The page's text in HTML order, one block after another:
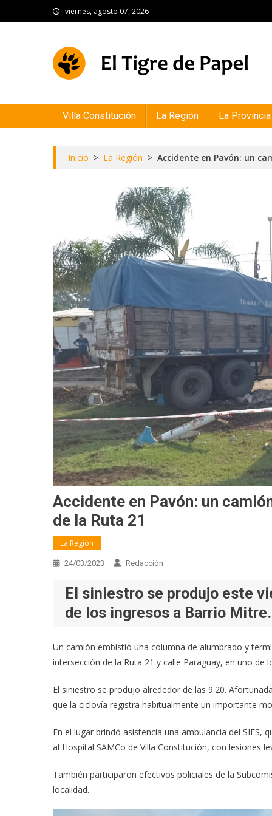
to
viernes, agosto 07, 2026
Villa Constitución La Región La Provincia
Inicio > La Región > Accidente en Pavón: un
Accidente en Pavón: un
de la Ruta 21
La Región
24/03/2023 Redacción
El siniestro se produjo este
de los ingresos a Barrio
Un camión embistió una columna de alumbrado y
intersección de la Ruta 21 y calle Paraguay, en uno de
El siniestro se produjo alrededor de las 9.20.
que la ciclovía registra habitualmente un importante
En el lugar brindó asistencia una ambulancia del
al Hospital SAMCo de Villa Constitución, con lesiones
También participaron efectivos policiales de la
localidad.